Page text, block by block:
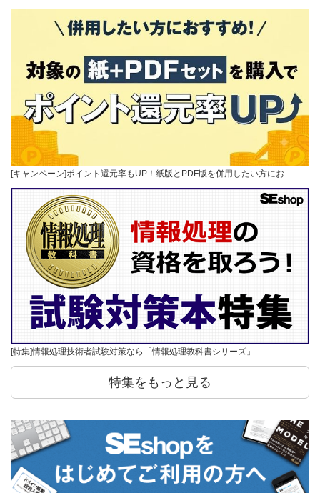
[キャンペーン]ポイント還元率もUP！紙版とPDF版を併用したい方にお…
[特集]情報処理技術者試験対策なら「情報処理教科書シリーズ」
特集をもっと見る